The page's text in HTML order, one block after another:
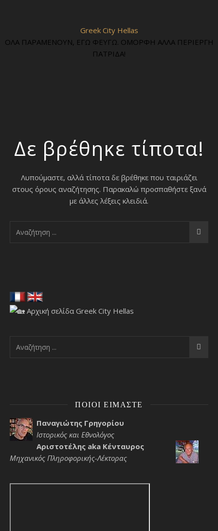
Greek City Hellas
ΟΛΑ ΠΑΡΑΜΕΝΟΥΝ, ΕΓΩ ΦΕΥΓΩ. ΟΜΟΡΦΗ ΑΛΛΑ ΠΕΡΙΕΡΓΗ
ΠΑΤΡΙΔΑ!
Δε βρέθηκε τίποτα!
Λυπούμαστε, αλλά τίποτα δε βρέθηκε που ταιριάζει
στους όρους αναζήτησης. Παρακαλώ προσπαθήστε ξανά
με άλλες λέξεις κλειδιά.
ΠΟΙΟΙ ΕΊΜΑΣΤΕ
Παναγιώτης Γρηγορίου
Ιστορικός και Εθνολόγος
Αριστοτέλης aka Κένταυρος
Μηχανικός Πληροφορικής-Λέκτορας